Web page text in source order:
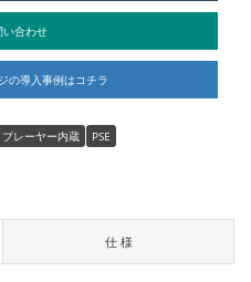
い合わせ
の導入事例はコチラ
プレーヤー内蔵 PSE
仕 様